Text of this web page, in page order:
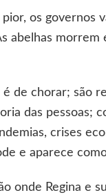
os governos
abelhas
de chorar; são
das pessoas;
crises
e aparece
onde Regina e